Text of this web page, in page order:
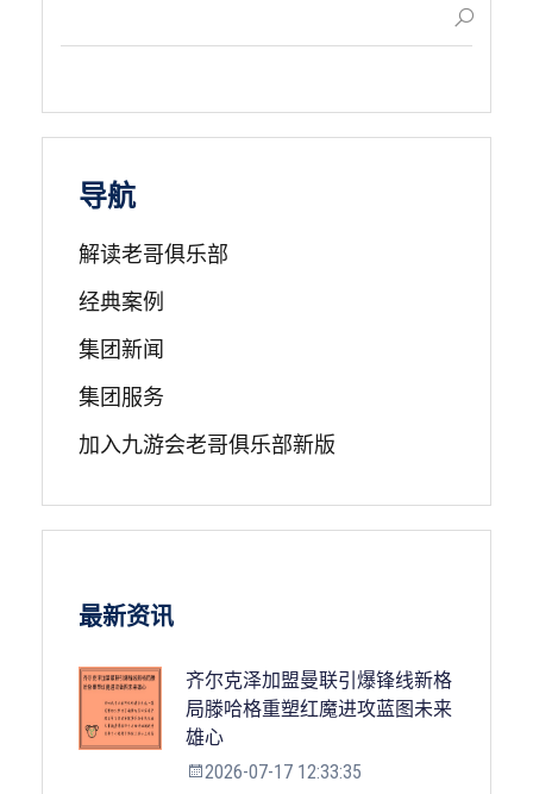
导航
解读老哥俱乐部
经典案例
集团新闻
集团服务
加入九游会老哥俱乐部新版
最新资讯
齐尔克泽加盟曼联引爆锋线新格
局滕哈格重塑红魔进攻蓝图未来
雄心
2026-07-17 12:33:35